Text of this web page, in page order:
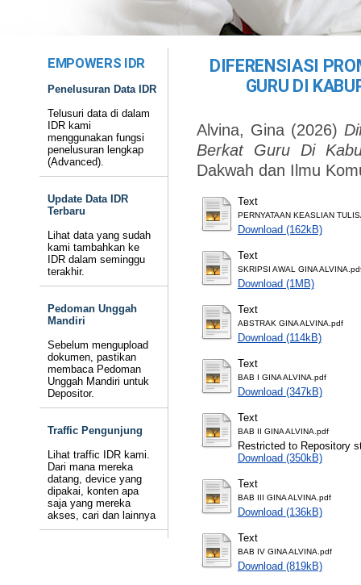
EMPOWERS IDR
Penelusuran Data IDR
Telusuri data di dalam
IDR kami
menggunakan fungsi
penelusuran lengkap
(Advanced).
Update Data IDR
Terbaru
Lihat data yang sudah
kami tambahkan ke
IDR dalam seminggu
terakhir.
Pedoman Unggah
Mandiri
Sebelum mengupload
dokumen, pastikan
membaca Pedoman
Unggah Mandiri untuk
Depositor.
Traffic Pengunjung
Lihat traffic IDR kami.
Dari mana mereka
datang, device yang
dipakai, konten apa
saja yang mereka
akses, cari dan lainnya
DIFERENSIASI
GURU DI
Alvina, Gina(2026)
Berkat Guru Di
Dakwah dan Ilmu
Text
PERNYATAAN KEASLIAN
Download (162kB)
Text
SKRIPSI AWAL GINA
Download (1MB)
Text
ABSTRAK GINA ALVINA.pdf
Download (114kB)
Text
BAB I GINA ALVINA.pdf
Download (347kB)
Text
BAB II GINA ALVINA.pdf
Restricted to Repository
Download (350kB)
Text
BAB III GINA ALVINA.pdf
Download (136kB)
Text
BAB IV GINA ALVINA.pdf
Download (819kB)